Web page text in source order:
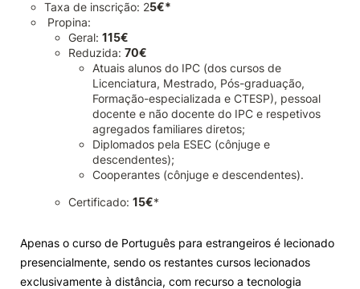
Taxa de inscrição: 25€*
Propina:
Geral: 115€
Reduzida: 70€
Atuais alunos do IPC (dos cursos de
Licenciatura, Mestrado, Pós-graduação,
Formação-especializada e CTESP), pessoal
docente e não docente do IPC e respetivos
agregados familiares diretos;
Diplomados pela ESEC (cônjuge e
descendentes);
Cooperantes (cônjuge e descendentes).
Certificado: 15€*
Apenas o curso de Português para estrangeiros é lecionado
presencialmente, sendo os restantes cursos lecionados
exclusivamente à distância, com recurso a tecnologia